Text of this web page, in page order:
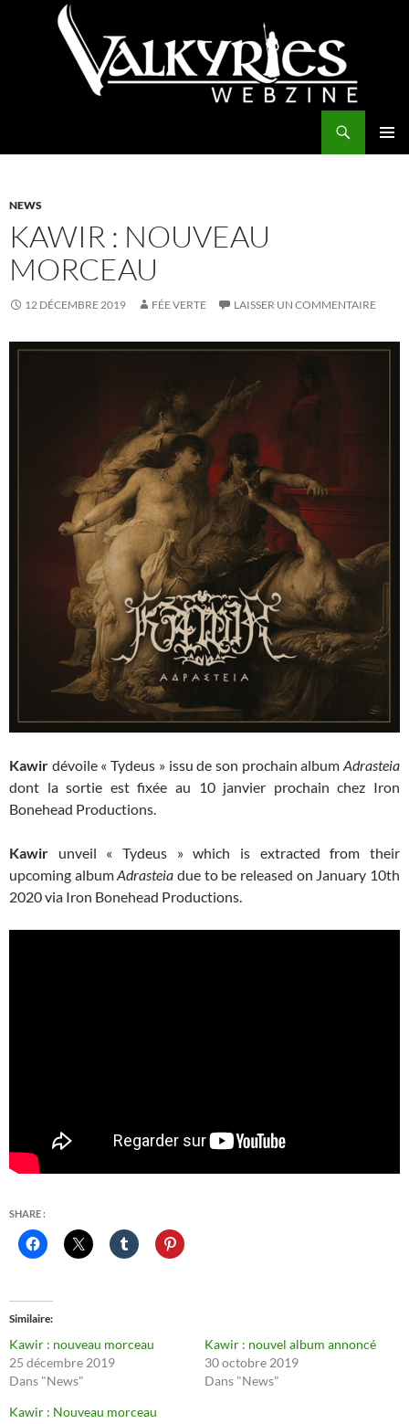
NEWS
KAWIR : NOUVEAU
MORCEAU
12 DÉCEMBRE 2019 FÉE VERTE LAISSER UN COMMENTAIRE
Kawir dévoile « Tydeus » issu de son prochain album Adrasteia
dont la sortie est fixée au 10 janvier prochain chez Iron
Bonehead Productions.
Kawir unveil « Tydeus » which is extracted from their
upcoming albumAdrasteia due to be released on January 10th
2020 via Iron Bonehead Productions.
SHARE :
Similaire
Kawir : nouveau morceau
25 décembre 2019
Dans "News"
Kawir : nouvel album annoncé
30 octobre 2019
Dans "News"
Kawir : Nouveau morceau